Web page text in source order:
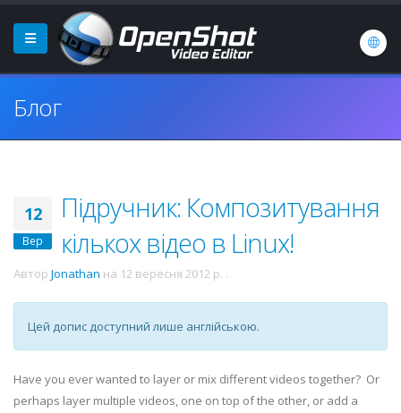
Блог
12
Вер
Підручник: Композитування
кількох відео в Linux!
Автор Jonathan на 12 вересня 2012 р. .
Цей допис доступний лише англійською.
Have you ever wanted to layer or mix different videos together? Or
perhaps layer multiple videos, one on top of the other, or add a